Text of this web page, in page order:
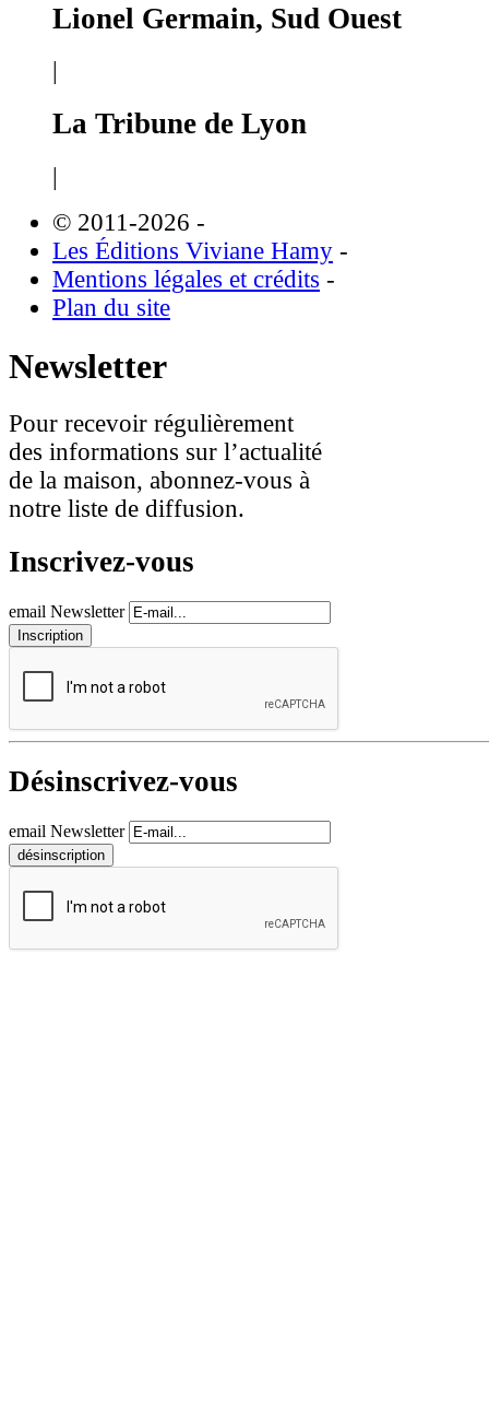
Lionel Germain, Sud Ouest
La Tribune de Lyon
|
© 2011-2026 -
Les Éditions Viviane Hamy -
Mentions légales et crédits -
Plan du site
Newsletter
Pour recevoir régulièrement
des informations sur l’actualité
de la maison, abonnez-vous à
notre liste de diffusion.
Inscrivez-vous
email Newsletter
Désinscrivez-vous
email Newsletter